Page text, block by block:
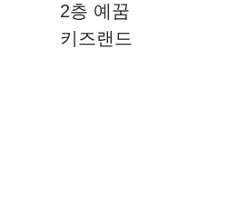
2층 예꿈
키즈랜드